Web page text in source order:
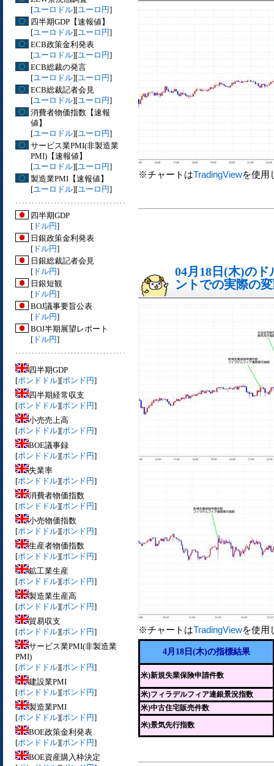
[ユーロドル][ユーロ円]
四半期GDP【速報値】
[ユーロドル][ユーロ円]
ECB政策金利発表
[ユーロドル][ユーロ円]
ECB総裁の発言
[ユーロドル][ユーロ円]
ECB総裁記者会見
[ユーロドル][ユーロ円]
消費者物価指数【速報
値】
[ユーロドル][ユーロ円]
サービス業PMI(非製造業
PMI)【速報値】
[ユーロドル][ユーロ円]
製造業PMI【速報値】
[ユーロドル][ユーロ円]
四半期GDP
[ ドル円]
日銀政策金利発表
[ ドル円]
日銀総裁記者会見
[ ドル円]
日銀短観
[ ドル円]
BOJ議事要旨公表
[ ドル円]
BOJ半期展望レポート
[ ドル円]
四半期GDP
[ポンドドル][ポンド円]
四半期経常収支
[ポンドドル][ポンド円]
小売売上高
[ポンドドル][ポンド円]
BOE議事録
[ポンドドル][ポンド円]
失業率
[ポンドドル][ポンド円]
消費者物価指数
[ポンドドル][ポンド円]
小売物価指数
[ポンドドル][ポンド円]
生産者物価指数
[ポンドドル][ポンド円]
鉱工業生産
[ポンドドル][ポンド円]
製造業生産高
[ポンドドル][ポンド円]
貿易収支
[ポンドドル][ポンド円]
サービス業PMI(非製造業
PMI)
[ポンドドル][ポンド円]
建設業PMI
[ポンドドル][ポンド円]
製造業PMI
[ポンドドル][ポンド円]
BOE政策金利発表
[ポンドドル][ポンド円]
BOE資産購入枠決定
※チャートはTradingViewを使用
04月18日(木)の
ントでの実際の
※チャートはTradingViewを使用
4月18日(木)の指標結果
米)新規失業保険申請件数
米)フィラデルフィア連銀景況指数
米)中古住宅販売件数
米)景気先行指数